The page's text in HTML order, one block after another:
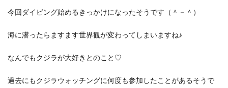
今回ダイビング始めるきっかけになったそうです（＾－＾）
海に潜ったらますます世界観が変わってしまいますね♪
なんでもクジラが大好きとのこと♡
過去にもクジラウォッチングに何度も参加したことがあるそうで